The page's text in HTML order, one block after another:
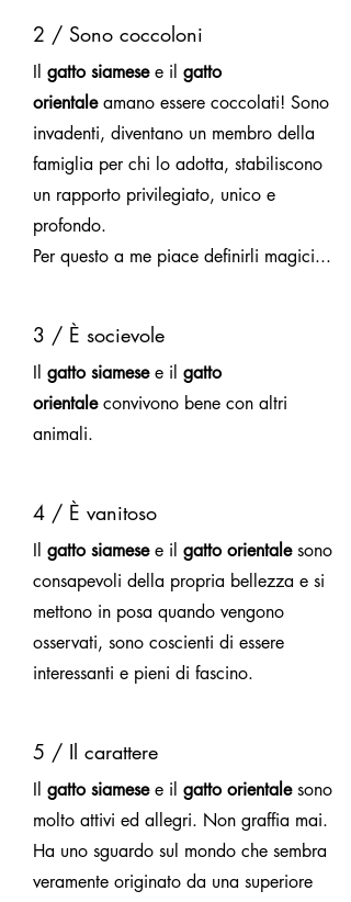
2 / Sono coccoloni
Il gatto siamesee il gatto
orientaleamano essere coccolati! Sono
invadenti, diventano un membro della
famiglia per chi lo adotta, stabiliscono
un rapporto privilegiato, unico e
profondo.
Per questo a me piace definirli magici...
3 / È socievole
Il gatto siamesee il gatto
orientaleconvivono bene con altri
animali.
4 / È vanitoso
Il gatto siamesee il gatto orientalesono
consapevoli della propria bellezza e si
mettono in posa quando vengono
osservati, sono coscienti di essere
interessanti e pieni di fascino.
5 / Il carattere
Il gatto siamesee il gatto orientalesono
molto attivi ed allegri. Non graffia mai.
Ha uno sguardo sul mondo che sembra
veramente originato da una superiore